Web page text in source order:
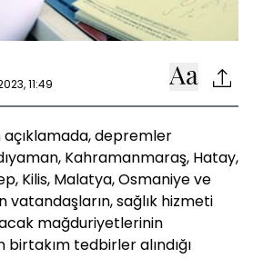
11:49
açıklamada, depremler
Kahramanmaraş, Hatay,
Kilis, Malatya, Osmaniye ve
vatandaşların, sağlık hizmeti
mağduriyetlerinin
birtakım tedbirler alındığı